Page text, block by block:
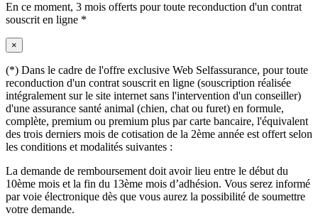
En ce moment, 3 mois offerts pour toute reconduction d'un contrat
souscrit en ligne *
×
(*) Dans le cadre de l'offre exclusive Web Selfassurance, pour toute
reconduction d'un contrat souscrit en ligne (souscription réalisée
intégralement sur le site internet sans l'intervention d'un conseiller)
d'une assurance santé animal (chien, chat ou furet) en formule,
complète, premium ou premium plus par carte bancaire, l'équivalent
des trois derniers mois de cotisation de la 2ème année est offert selon
les conditions et modalités suivantes :
La demande de remboursement doit avoir lieu entre le début du
10ème mois et la fin du 13ème mois d’adhésion. Vous serez informé
par voie électronique dès que vous aurez la possibilité de soumettre
votre demande.